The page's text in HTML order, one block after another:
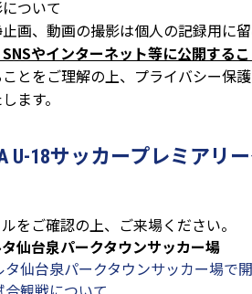
ついて
画、動画の撮影は個人の記録用に
やインターネット等に公開するこ
とをご理解の上、プライバシー保
ます。
U-18サッカープレミアリ
をご確認の上、ご来場ください。
仙台泉パークタウンサッカー場
仙台泉パークタウンサッカー場で